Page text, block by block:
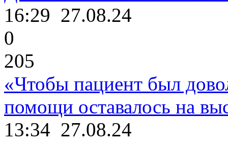
16:29 27.08.24
0
205
«Чтобы пациент был
помощи оставалось на
13:34 27.08.24